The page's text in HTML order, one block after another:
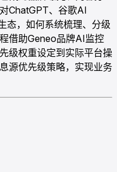
ChatGPT、谷歌AI
态，如何系统梳理、分级
借助Geneo品牌AI监控
级权重设定到实际平台操
源优先级策略，实现业务